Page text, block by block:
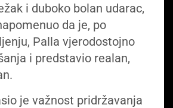
i duboko bolan udarac,
da je, po
Palla vjerodostojno
i predstavio realan,
je važnost pridržavanja